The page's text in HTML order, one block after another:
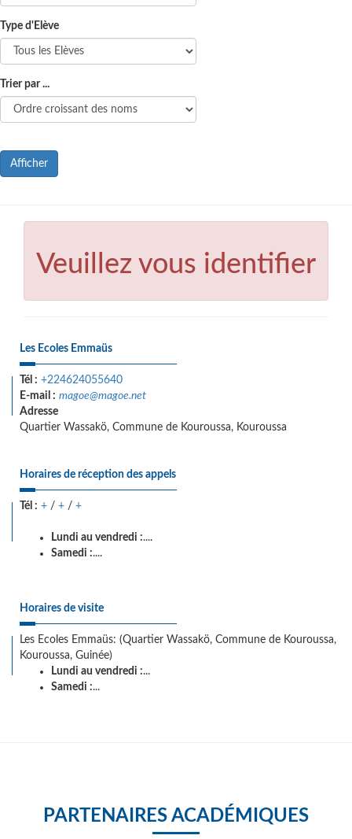
Type d'Elève
Trier par ...
Afficher
Veuillez vous identifier
Les Ecoles Emmaüs
Tél : +224624055640
E-mail : magoe@magoe.net
Adresse
Quartier Wassakö, Commune de Kouroussa, Kouroussa
Horaires de réception des appels
Tél : + / + / +
Lundi au vendredi :....
Samedi :....
Horaires de visite
Les Ecoles Emmaüs: (Quartier Wassakö, Commune de Kouroussa,
Kouroussa, Guinée)
Lundi au vendredi :...
Samedi :...
PARTENAIRES ACADÉMIQUES